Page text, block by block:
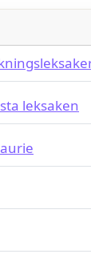
leksaken